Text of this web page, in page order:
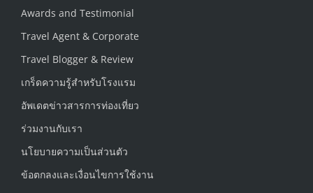
Awards and Testimonial
Travel Agent & Corporate
Travel Blogger & Review
เกร็ดความรู้สำหรับโรงแรม
อัพเดตข่าวสารการท่องเที่ยว
ร่วมงานกับเรา
นโยบายความเป็นส่วนตัว
ข้อตกลงและเงื่อนไขการใช้งาน